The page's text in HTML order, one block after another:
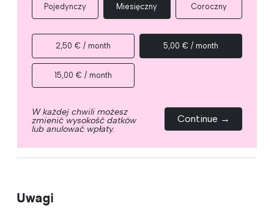
Pojedynczy Miesięczny Coroczny
2,50 € / month 5,00 € / month
15,00 € / month
W każdej chwili możesz
zmienić wysokość datków
lub anulować wpłaty.
Continue →
Uwagi